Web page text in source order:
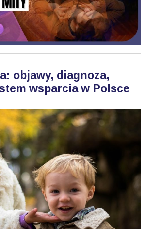
objawy, diagnoza,
wsparcia w Polsce